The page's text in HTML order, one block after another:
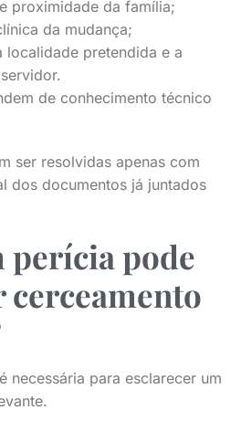
proximidade da família;
da mudança;
localidade pretendida e a
de conhecimento técnico
ser resolvidas apenas com
dos documentos já juntados
perícia pode
necessária para esclarecer um